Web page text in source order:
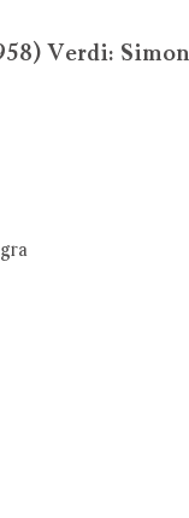
Verdi: Simon